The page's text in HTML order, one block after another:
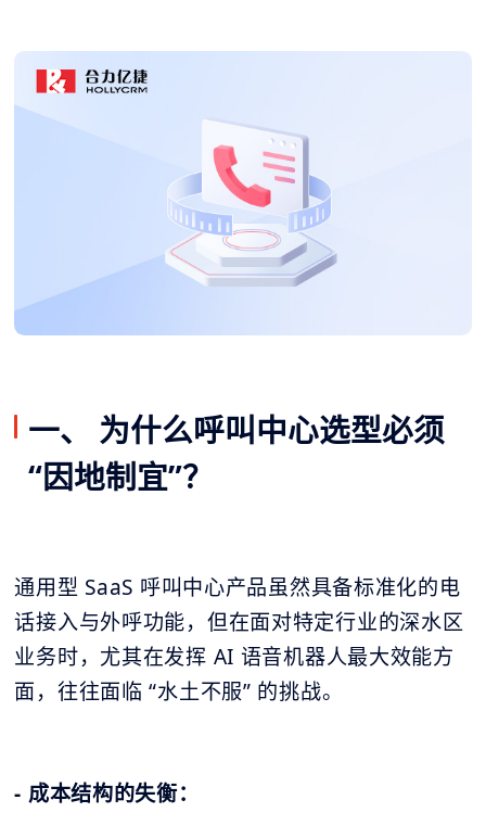
一、 为什么呼叫中心选型必须
“因地制宜”？
通用型 SaaS 呼叫中心产品虽然具备标准化的电
话接入与外呼功能，但在面对特定行业的深水区
业务时，尤其在发挥 AI 语音机器人最大效能方
面，往往面临 “水土不服” 的挑战。
- 成本结构的失衡：